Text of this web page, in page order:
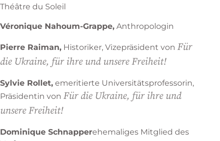
Théâtre du Soleil
Véronique Nahoum-Grappe, Anthropologin
Pierre Raiman, Historiker, Vizepräsident von Für
die Ukraine, für ihre und unsere Freiheit!
Sylvie Rollet, emeritierte Universitätsprofessorin,
Präsidentin von Für die Ukraine, für ihre und
unsere Freiheit!
Dominique Schnapperehemaliges Mitglied des